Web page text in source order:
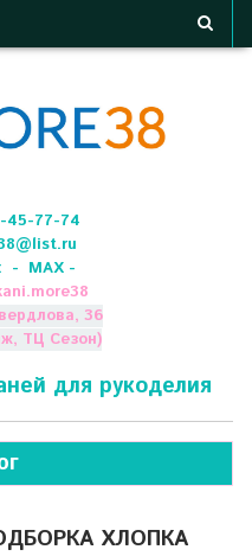
45-77-74
- МАХ -
36
ТЦ Сезон)
для рукоделия
ХЛОПКА